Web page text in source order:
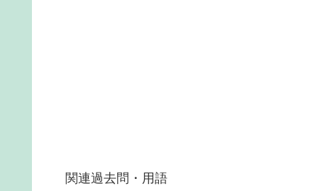
関連過去問・用語